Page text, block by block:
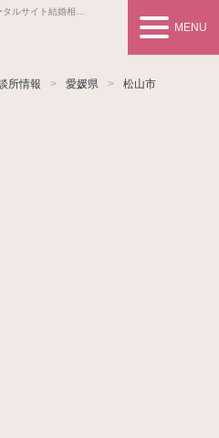
ルサイト結婚相談所事業者情報や婚活お見合いの悩み、対策を紹介します。
MENU
所情報 愛媛県 松山市